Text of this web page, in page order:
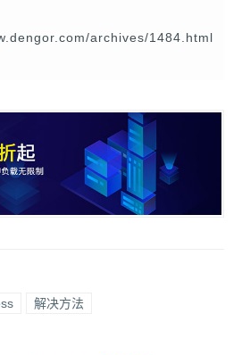
archives/1484.html
解决方法